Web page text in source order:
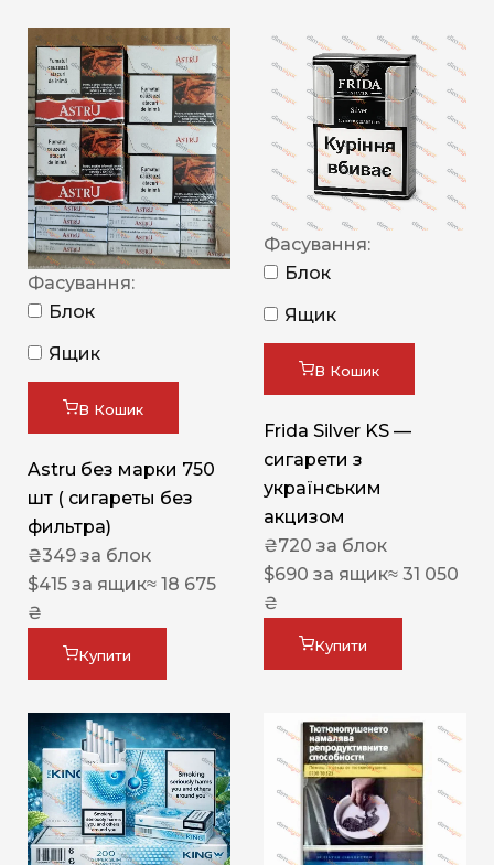
Фасування:
Блок
Ящик
В Кошик
Astru без марки 750
шт ( сигареты без
фильтра)
₴349 за блок
$415 за ящик≈ 18 675
₴
Купити
Фасування:
Блок
Ящик
В Кошик
Frida Silver KS —
сигарети з
українським
акцизом
₴720 за блок
$690 за ящик≈ 31 050
₴
Купити